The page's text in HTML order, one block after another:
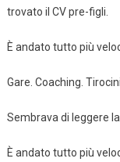
trovato il CV pre-figli.
È andato tutto più
Gare. Coaching.
Sembrava di leggere
È andato tutto più